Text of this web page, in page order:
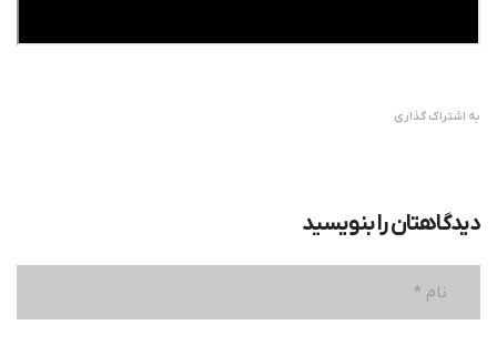
به اشتراک گذاری
دیدگاهتان را بنویسید